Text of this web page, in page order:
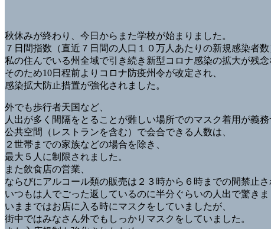
秋休みが終わり、今日からまた学校が始まりました。
７日間指数（直近７日間の人口１０万人あたりの新規感染者数
私の住んでいる州全域で引き続き新型コロナ感染の拡大が残念
そのため10日程前よりコロナ防疫州令が改定され、
感染拡大防止措置が強化されました。
外でも歩行者天国など、
人出が多く間隔をとることが難しい場所でのマスク着用が義務
公共空間（レストランを含む）で会合できる人数は、
２世帯までの家族などの場合を除き、
最大５人に制限されました。
また飲食店の営業、
ならびにアルコール類の販売は２３時から６時までの間禁止
いつもは人でごった返しているのに半分ぐらいの人出で驚きま
いままではお店に入る時にマスクをしていましたが、
街中ではみなさん外でもしっかりマスクをしていました。